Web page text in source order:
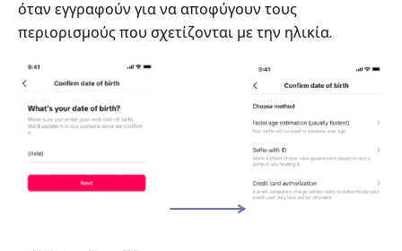
όταν εγγραφούν για να αποφύγουν τους
περιορισμούς που σχετίζονται με την ηλικία.